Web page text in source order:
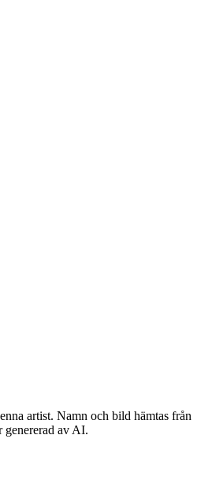
artist. Namn och bild hämtas från
genererad av AI.